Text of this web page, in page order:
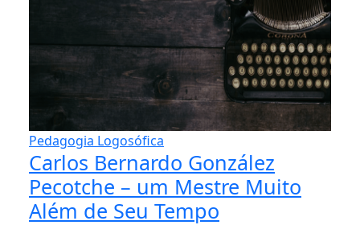
Pedagogia Logosófica
Carlos Bernardo González
Pecotche – um Mestre Muito
Além de Seu Tempo